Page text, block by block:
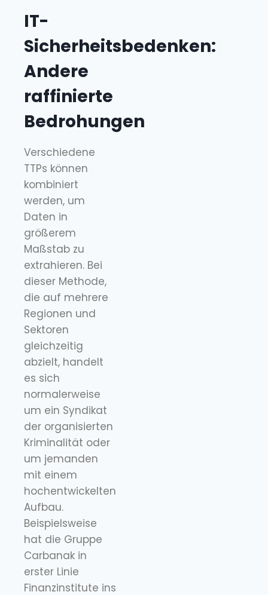
IT-
Sicherheitsbedenken:
Andere
raffinierte
Bedrohungen
Verschiedene
TTPs können
kombiniert
werden, um
Daten in
größerem
Maßstab zu
extrahieren. Bei
dieser Methode,
die auf mehrere
Regionen und
Sektoren
gleichzeitig
abzielt, handelt
es sich
normalerweise
um ein Syndikat
der organisierten
Kriminalität oder
um jemanden
mit einem
hochentwickelten
Aufbau.
Beispielsweise
hat die Gruppe
Carbanak in
erster Linie
Finanzinstitute ins